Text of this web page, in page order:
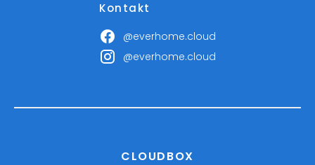
Kontakt
@everhome.cloud
@everhome.cloud
CLOUDBOX